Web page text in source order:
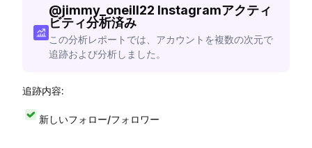
@jimmy_oneill22 Instagramアクティ
ビティ分析済み
この分析レポートでは、アカウントを複数の次元で
追跡および分析しました。
追跡内容:
新しいフォロー/フォロワー